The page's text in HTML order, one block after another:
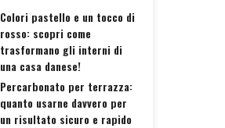
Colori pastello e un tocco di
rosso: scopri come
trasformano gli interni di
una casa danese!
Percarbonato per terrazza:
quanto usarne davvero per
un risultato sicuro e rapido